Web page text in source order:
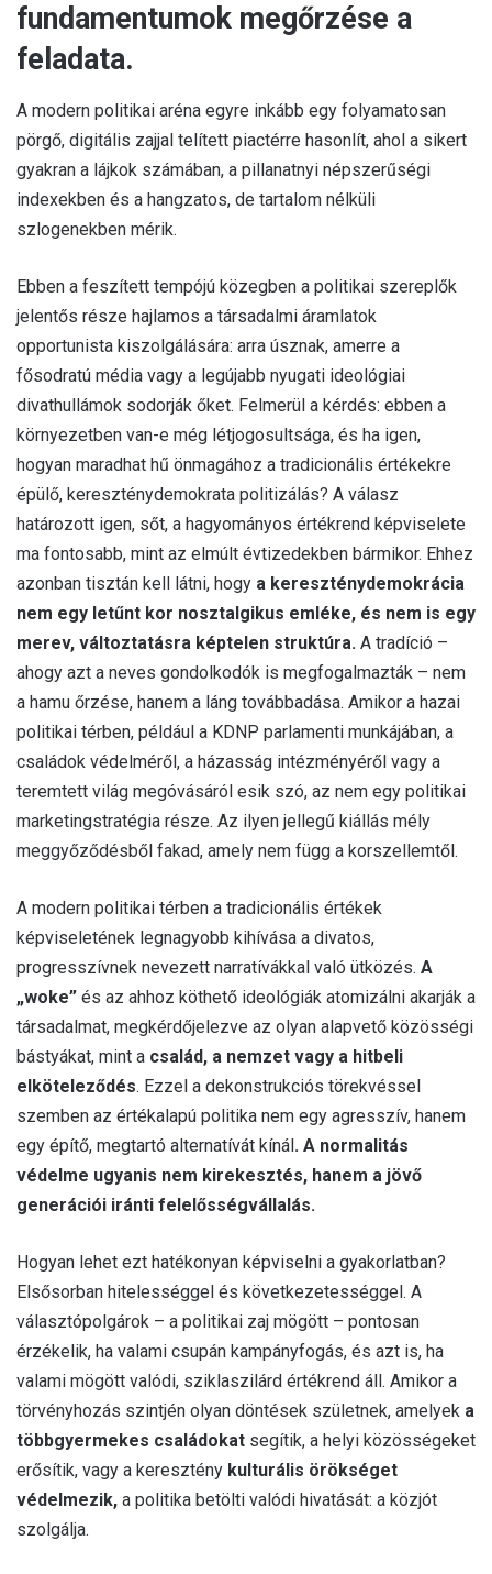
fundamentumok megőrzése a
feladata.
A modern politikai aréna egyre inkább egy folyamatosan
pörgő, digitális zajjal telített piactérre hasonlít, ahol a sikert
gyakran a lájkok számában, a pillanatnyi népszerűségi
indexekben és a hangzatos, de tartalom nélküli
szlogenekben mérik.
Ebben a feszített tempójú közegben a politikai szereplők
jelentős része hajlamos a társadalmi áramlatok
opportunista kiszolgálására: arra úsznak, amerre a
fősodratú média vagy a legújabb nyugati ideológiai
divathullámok sodorják őket. Felmerül a kérdés: ebben a
környezetben van-e még létjogosultsága, és ha igen,
hogyan maradhat hű önmagához a tradicionális értékekre
épülő, kereszténydemokrata politizálás? A válasz
határozott igen, sőt, a hagyományos értékrend képviselete
ma fontosabb, mint az elmúlt évtizedekben bármikor. Ehhez
azonban tisztán kell látni, hogy a kereszténydemokrácia
nem egy letűnt kor nosztalgikus emléke, és nem is egy
merev, változtatásra képtelen struktúra. A tradíció –
ahogy azt a neves gondolkodók is megfogalmazták – nem
a hamu őrzése, hanem a láng továbbadása. Amikor a hazai
politikai térben, például a KDNP parlamenti munkájában, a
családok védelméről, a házasság intézményéről vagy a
teremtett világ megóvásáról esik szó, az nem egy politikai
marketingstratégia része. Az ilyen jellegű kiállás mély
meggyőződésből fakad, amely nem függ a korszellemtől.
A modern politikai térben a tradicionális értékek
képviseletének legnagyobb kihívása a divatos,
progresszívnek nevezett narratívákkal való ütközés. A
„woke” és az ahhoz köthető ideológiák atomizálni akarják a
társadalmat, megkérdőjelezve az olyan alapvető közösségi
bástyákat, mint a család, a nemzet vagy a hitbeli
elköteleződés. Ezzel a dekonstrukciós törekvéssel
szemben az értékalapú politika nem egy agresszív, hanem
egy építő, megtartó alternatívát kínál. A normalitás
védelme ugyanis nem kirekesztés, hanem a jövő
generációi iránti felelősségvállalás.
Hogyan lehet ezt hatékonyan képviselni a gyakorlatban?
Elsősorban hitelességgel és következetességgel. A
választópolgárok – a politikai zaj mögött – pontosan
érzékelik, ha valami csupán kampányfogás, és azt is, ha
valami mögött valódi, sziklaszilárd értékrend áll. Amikor a
törvényhozás szintjén olyan döntések születnek, amelyek a
többgyermekes családokat segítik, a helyi közösségeket
erősítik, vagy a keresztény kulturális örökséget
védelmezik, a politika betölti valódi hivatását: a közjót
szolgálja.